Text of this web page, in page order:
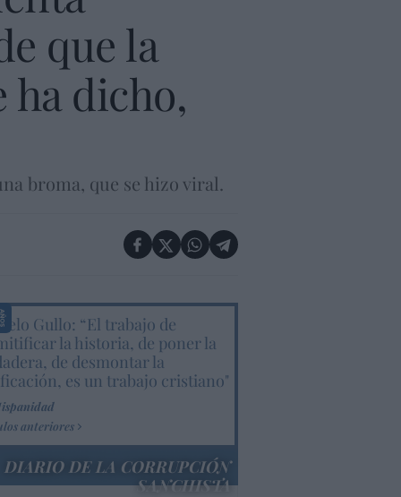
que la
ha dicho,
broma, que se hizo viral.
Gullo: “El trabajo de
la historia, de poner la
de desmontar la
es un trabajo cristiano"
anteriores
DIARIO DE LA CORRUPCIÓN
SANCHISTA